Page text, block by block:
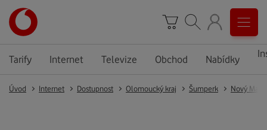
Tarify Internet Televize Obchod Nabídky
Úvod Internet Dostupnost Olomoucký kraj Šumperk Nový Malín